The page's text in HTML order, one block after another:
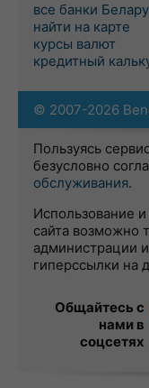
все банки
найти на карте
курсы валют
кредитный
© 2007-2026
Пользуясь
безусловно
обслуживания.
Использование
сайта возможно
администрации
гиперссылки на
Общайтесь с
нами в
соцсетях